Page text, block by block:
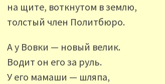
на щите, воткнутом в землю,
толстый член Политбюро.
А у Вовки — новый велик.
Водит он его за руль.
У его мамаши — шляпа,